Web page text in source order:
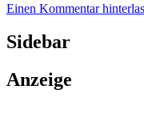
Einen Kommentar
Sidebar
Anzeige